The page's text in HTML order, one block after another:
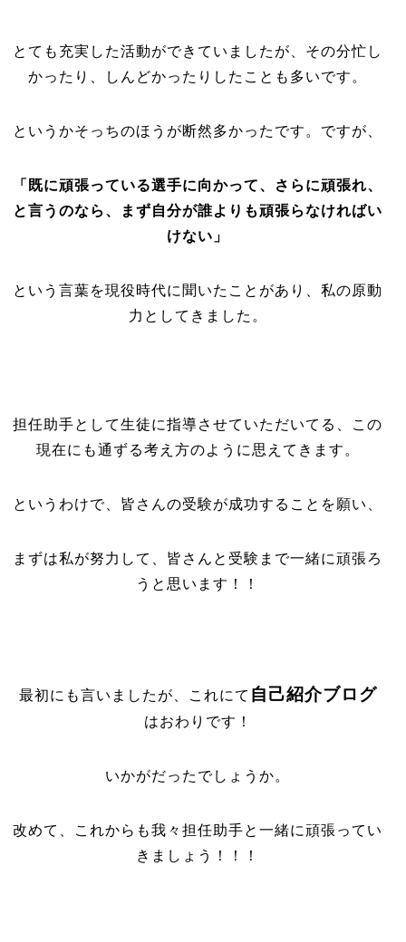
とても充実した活動ができていましたが、その分忙し
かったり、しんどかったりしたことも多いです。
というかそっちのほうが断然多かったです。ですが、
「既に頑張っている選手に向かって、さらに頑張れ、
と言うのなら、まず自分が誰よりも頑張らなければい
けない」
という言葉を現役時代に聞いたことがあり、私の原動
力としてきました。
担任助手として生徒に指導させていただいてる、この
現在にも通ずる考え方のように思えてきます。
というわけで、皆さんの受験が成功することを願い、
まずは私が努力して、皆さんと受験まで一緒に頑張ろ
うと思います！！
最初にも言いましたが、これにて 自己紹介ブログ
はおわりです！
いかがだったでしょうか。
改めて、これからも我々担任助手と一緒に頑張ってい
きましょう！！！